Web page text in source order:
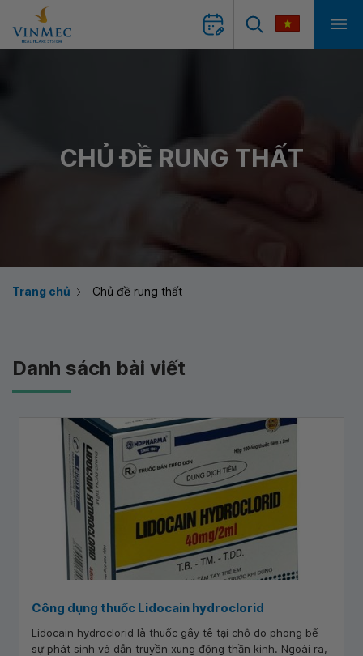
CHỦ ĐỀ RUNG THẤT
Trang chủ Chủ đề rung thất
Danh sách bài viết
Công dụng thuốc Lidocain hydroclorid
Lidocain hydroclorid là thuốc gây tê tại chỗ do phong bế
sự phát sinh và dẫn truyền xung động thần kinh. Ngoài ra,